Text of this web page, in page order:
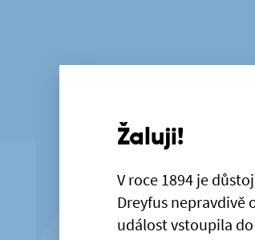
Žaluji!
V roce 1894 je
Dreyfus nepravdivě
událost vstoupila